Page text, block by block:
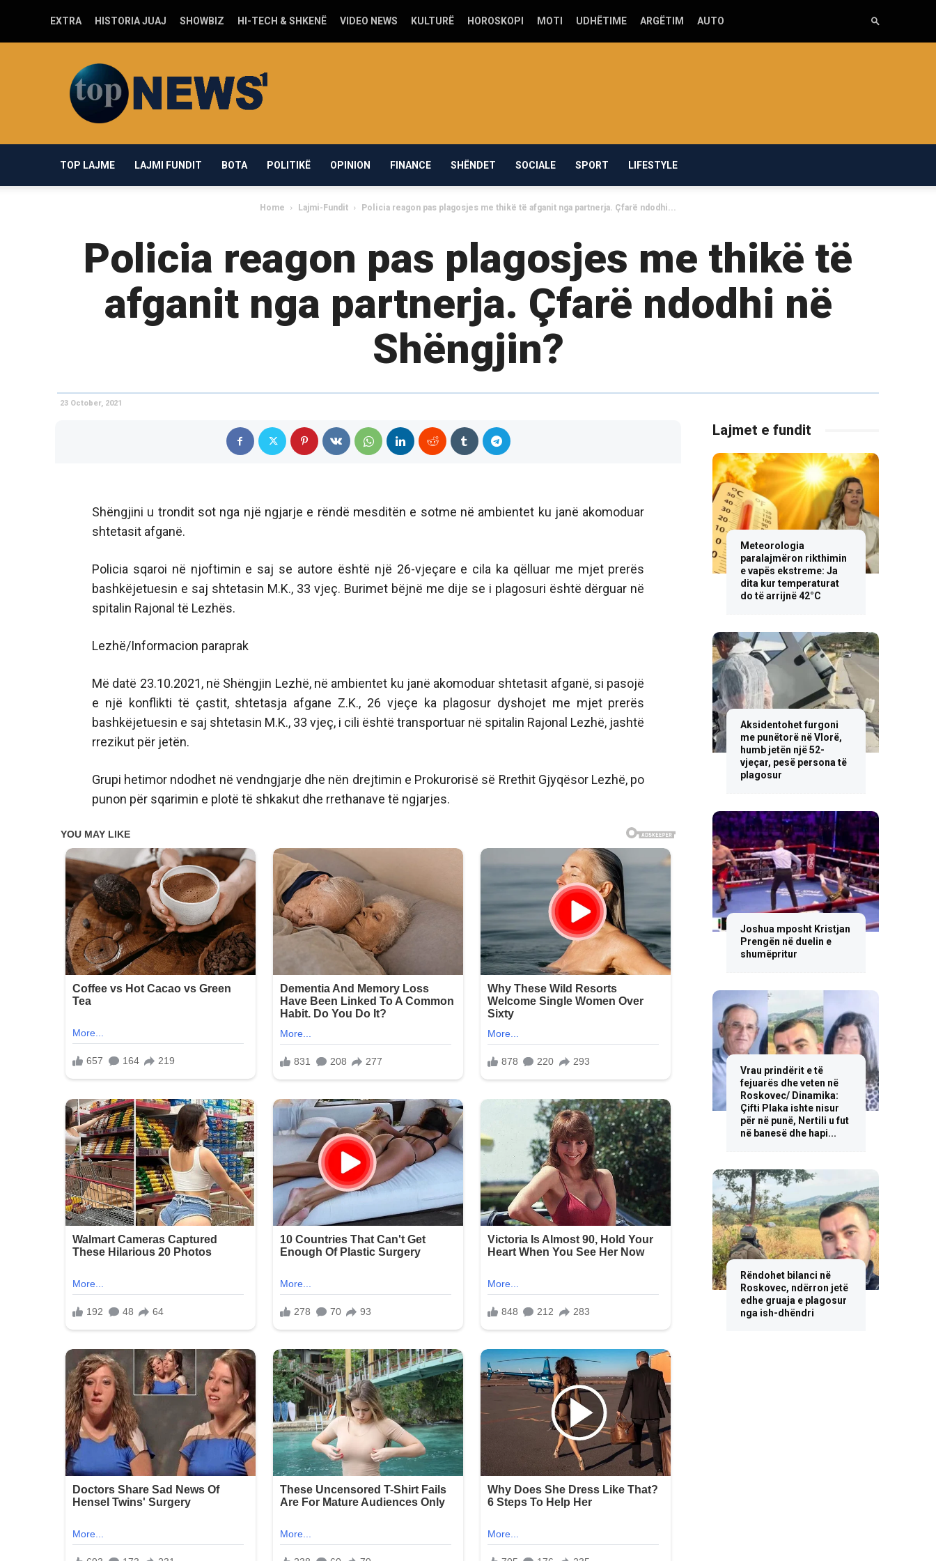
EXTRA HISTORIA JUAJ SHOWBIZ HI-TECH & SHKENË VIDEO NEWS KULTURË HOROSKOPI MOTI UDHËTIME ARGËTIM AUTO
news1.com
TOP LAJME LAJMI FUNDIT BOTA POLITIKË OPINION FINANCE SHËNDET SOCIALE SPORT LIFESTYLE
Home Lajmi-Fundit Policia reagon pas plagosjes me thikë të afganit nga partnerja. Çfarë ndodhi...
Policia reagon pas plagosjes me thikë të
afganit nga partnerja. Çfarë ndodhi në
Shëngjin?
23 October, 2021
Shëngjini u trondit sot nga një ngjarje e rëndë mesditën e sotme në ambientet ku janë akomoduar
shtetasit afganë.
Policia sqaroi në njoftimin e saj se autore është një 26-vjeçare e cila ka qëlluar me mjet prerës
bashkëjetuesin e saj shtetasin M.K., 33 vjeç. Burimet bëjnë me dije se i plagosuri është dërguar në
spitalin Rajonal të Lezhës.
Lezhë/Informacion paraprak
Më datë 23.10.2021, në Shëngjin Lezhë, në ambientet ku janë akomoduar shtetasit afganë, si pasojë
e një konflikti të çastit, shtetasja afgane Z.K., 26 vjeçe ka plagosur dyshojet me mjet prerës
bashkëjetuesin e saj shtetasin M.K., 33 vjeç, i cili është transportuar në spitalin Rajonal Lezhë, jashtë
rrezikut për jetën.
Grupi hetimor ndodhet në vendngjarje dhe nën drejtimin e Prokurorisë së Rrethit Gjyqësor Lezhë, po
punon për sqarimin e plotë të shkakut dhe rrethanave të ngjarjes.
Lajmet e fundit
Meteorologia
paralajmëron rikthimin
e vapës ekstreme: Ja
dita kur temperaturat
do të arrijnë 42°C
Aksidentohet furgoni
me punëtorë në Vlorë,
humb jetën një 52-
vjeçar, pesë persona të
plagosur
Joshua mposht Kristjan
Prengën në duelin e
shumëpritur
Vrau prindërit e të
fejuarës dhe veten në
Roskovec/ Dinamika:
Çifti Plaka ishte nisur
për në punë, Nertili u fut
në banesë dhe hapi...
Rëndohet bilanci në
Roskovec, ndërron jetë
edhe gruaja e plagosur
nga ish-dhëndri